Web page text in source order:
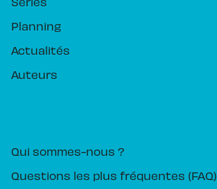
Planning
Actualités
Auteurs
Qui sommes-nous ?
Questions les plus fréquentes (FAQ)